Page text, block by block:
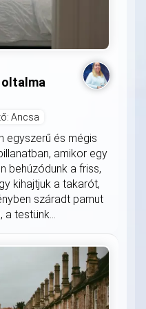
Ancsa
egyszerű és mégis
amikor egy
behúzódunk a friss,
kihajtjuk a takarót,
száradt pamut
a testünk...